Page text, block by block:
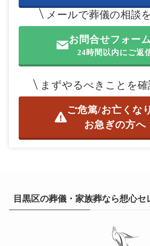
メールで葬儀の相談
お問合せフォー
24時間以内にご返
まずやるべきことを確
ご危篤/お亡くな
お急ぎの方へ
目黒区の葬儀・家族葬なら想心セ